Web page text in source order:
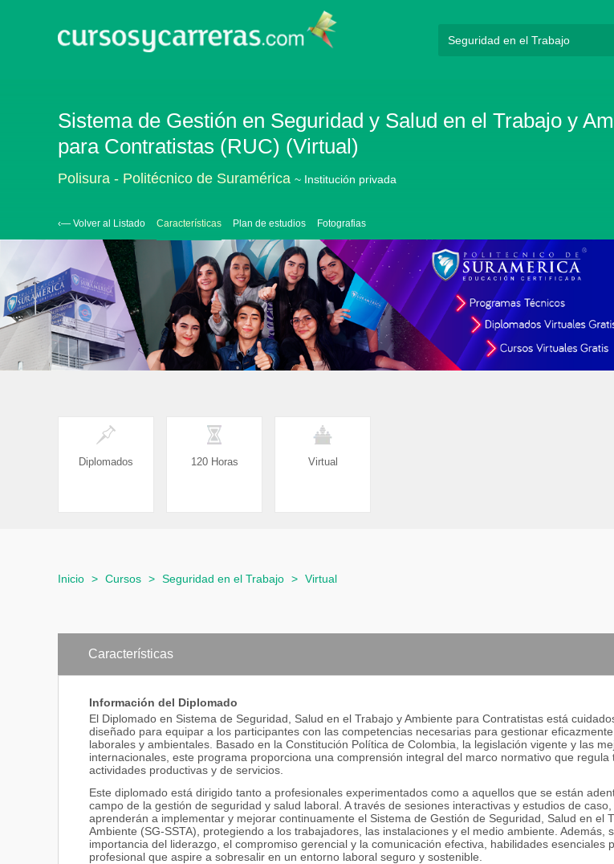
Sistema de Gestión en Seguridad y Salud en el Trabajo y
para Contratistas (RUC) (Virtual)
Polisura - Politécnico de Suramérica ~ Institución privada
‹— Volver al Listado Características Plan de estudios Fotografias
Diplomados 120 Horas Virtual
Inicio > Cursos > Seguridad en el Trabajo > Virtual
Características
Información del Diplomado
El Diplomado en Sistema de Seguridad, Salud en el Trabajo y Ambiente para Contratistas está
diseñado para equipar a los participantes con las competencias necesarias para gestionar
laborales y ambientales. Basado en la Constitución Política de Colombia, la legislación vigente y las
internacionales, este programa proporciona una comprensión integral del marco normativo que regula
actividades productivas y de servicios.
Este diplomado está dirigido tanto a profesionales experimentados como a aquellos que se están
campo de la gestión de seguridad y salud laboral. A través de sesiones interactivas y estudios de
aprenderán a implementar y mejorar continuamente el Sistema de Gestión de Seguridad, Salud en el
Ambiente (SG-SSTA), protegiendo a los trabajadores, las instalaciones y el medio ambiente. Además,
importancia del liderazgo, el compromiso gerencial y la comunicación efectiva, habilidades esenciales
profesional que aspire a sobresalir en un entorno laboral seguro y sostenible.